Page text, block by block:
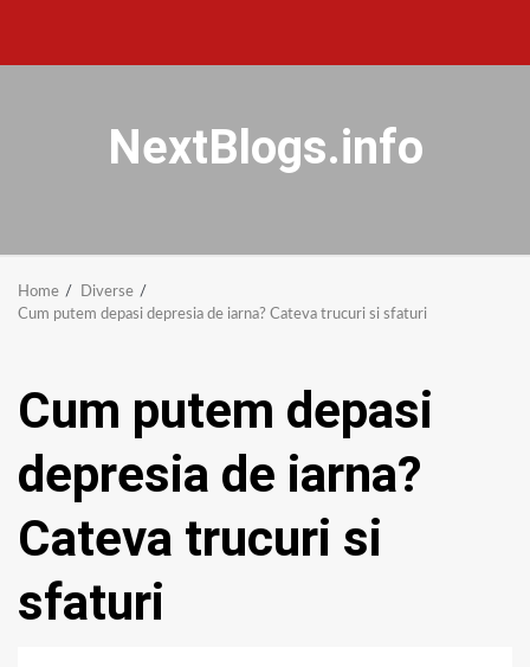
NextBlogs.info
Home
Diverse
Cum putem depasi depresia de iarna? Cateva trucuri si sfaturi
Cum putem depasi
depresia de iarna?
Cateva trucuri si
sfaturi